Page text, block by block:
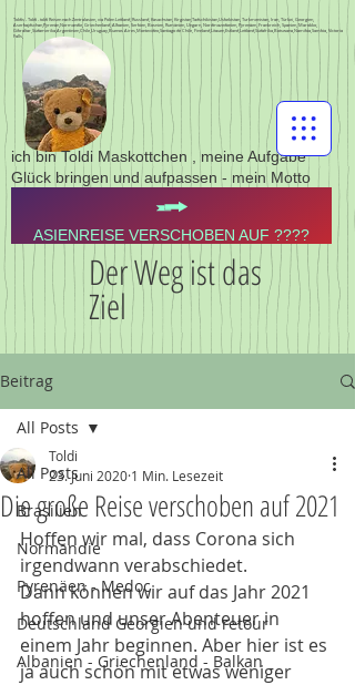
ich bin Toldi Maskottchen , meine Aufgabe
Glück bringen und aufpassen - mein Motto
Toldis - Toldi - toldi Reisen nach Zentralasien, via Polen Lettland, Russland, Kasachstan, Kirgistan,Tadschikistan,Usbekistan, Turkmenistan, Iran, Türkei, Georgien,
Aserbajdschan,Pyrenän,Normandie, Griechenland, Albanien, Serbien, Bosnien, Rumänien, Ungarn, Nordmazedonien, Pyrenäen, Frankreich, Spanien, Marokko,
Gibraltar,Südamerika,Argentinien,Chile,Uruguay,Buenos Aires,Montevideo,Santiago de Chile, Finnland,Litauen,Estland,Lettland,Südafrika,Botswana,Namibia,Sambia, Victoria
Falls,
ASIENREISE VERSCHOBEN AUF ????
Der Weg ist das
Ziel
Beitrag
All Posts
Brasilien
Normandie
Pyrenäen - Medoc
Deutschland Georgien und retour
Albanien - Griechenland - Balkan
All Posts
Die große Reise verschoben auf 2021
Toldi
23. Juni 2020 1 Min. Lesezeit
Hoffen wir mal, dass Corona sich
irgendwann verabschiedet.
Dann können wir auf das Jahr 2021
hoffen und unser Abenteuer in
einem Jahr beginnen. Aber hier ist es
ja auch schön mit etwas weniger